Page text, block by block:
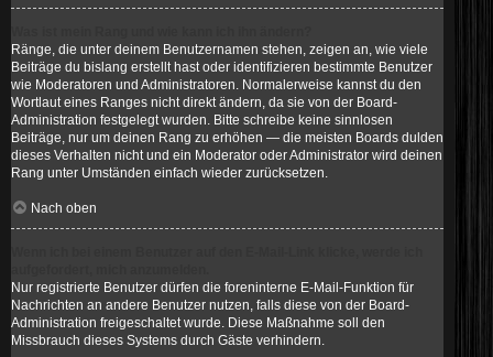
Ränge, die unter deinem Benutzernamen stehen, zeigen an, wie viele
Beiträge du bislang erstellt hast oder identifizieren bestimmte Benutzer
wie Moderatoren und Administratoren. Normalerweise kannst du den
Wortlaut eines Ranges nicht direkt ändern, da sie von der Board-
Administration festgelegt wurden. Bitte schreibe keine sinnlosen
Beiträge, nur um deinen Rang zu erhöhen — die meisten Boards dulden
dieses Verhalten nicht und ein Moderator oder Administrator wird deinen
Rang unter Umständen einfach wieder zurücksetzen.
Nach oben
Nur registrierte Benutzer dürfen die foreninterne E-Mail-Funktion für
Nachrichten an andere Benutzer nutzen, falls diese von der Board-
Administration freigeschaltet wurde. Diese Maßnahme soll den
Missbrauch dieses Systems durch Gäste verhindern.